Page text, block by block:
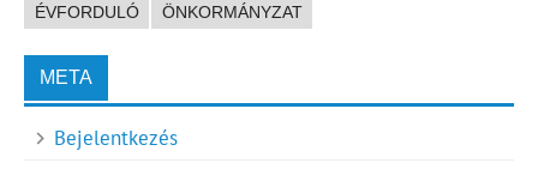
ÉVFORDULÓ
ÖNKORMÁNYZAT
META
Bejelentkezés